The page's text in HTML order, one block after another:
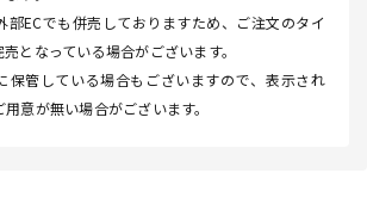
ECでも併売しておりますため、ご注文のタイ
となっている場合がございます。
保管している場合もございますので、表示され
意が無い場合がございます。